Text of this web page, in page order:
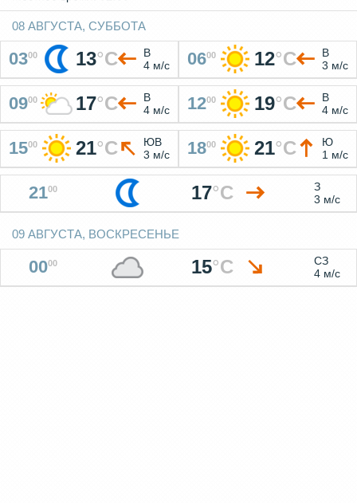
08 АВГУСТА, СУББОТА
0300 13°C
В
4 м/с
0600 12°C
В
3 м/с
0900 17°C
В
4 м/с
1200 19°C
В
4 м/с
1500 21°C
ЮВ
3 м/с
1800 21°C
Ю
1 м/с
2100 17°C
З
3 м/с
09 АВГУСТА, ВОСКРЕСЕНЬЕ
0000 15°C
СЗ
4 м/с